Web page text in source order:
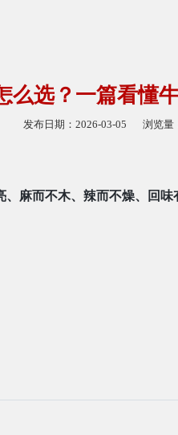
么选？一篇看懂
发布日期：2026-03-05 浏览量
、麻而不木、辣而不燥、回味